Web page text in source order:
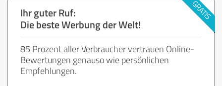
Ihr guter Ruf:
Die beste Werbung der Welt!
85 Prozent aller Verbraucher vertrauen Online-
Bewertungen genauso wie persönlichen
Empfehlungen.